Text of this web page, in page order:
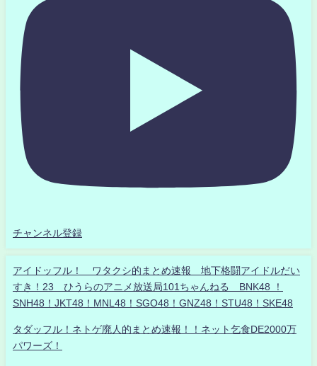
チャンネル登録
アイドッフル！ ワタクシ的まとめ速報 地下格闘アイドルだい
すき！23 ひうらのアニメ放送局101ちゃんねる BNK48 ！
SNH48！JKT48！MNL48！SGO48！GNZ48！STU48！SKE48
タダッフル！ネトゲ廃人的まとめ速報！！ネット乞食DE2000万
パワーズ！